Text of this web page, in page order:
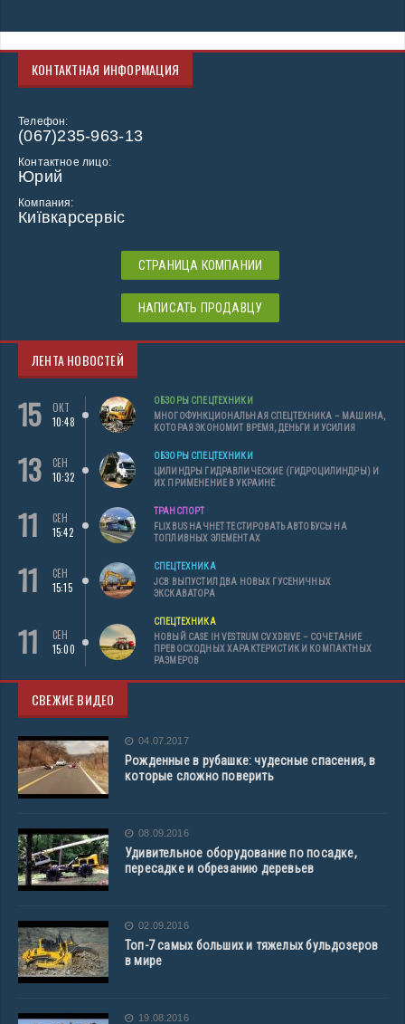
КОНТАКТНАЯ ИНФОРМАЦИЯ
Телефон:
(067)235-963-13
Контактное лицо:
Юрий
Компания:
Київкарсервіс
СТРАНИЦА КОМПАНИИ
НАПИСАТЬ ПРОДАВЦУ
ЛЕНТА НОВОСТЕЙ
15
ОКТ
10:48
ОБЗОРЫ СПЕЦТЕХНИКИ
МНОГОФУНКЦИОНАЛЬНАЯ СПЕЦТЕХНИКА – МАШИНА,
КОТОРАЯ ЭКОНОМИТ ВРЕМЯ, ДЕНЬГИ И УСИЛИЯ
13
СЕН
10:32
ОБЗОРЫ СПЕЦТЕХНИКИ
ЦИЛИНДРЫ ГИДРАВЛИЧЕСКИЕ (ГИДРОЦИЛИНДРЫ) И
ИХ ПРИМЕНЕНИЕ В УКРАИНЕ
11
СЕН
15:42
ТРАНСПОРТ
FLIXBUS НАЧНЕТ ТЕСТИРОВАТЬ АВТОБУСЫ НА
ТОПЛИВНЫХ ЭЛЕМЕНТАХ
11
СЕН
15:15
СПЕЦТЕХНИКА
JCB ВЫПУСТИЛ ДВА НОВЫХ ГУСЕНИЧНЫХ
ЭКСКАВАТОРА
11
СЕН
15:00
СПЕЦТЕХНИКА
НОВЫЙ CASE IH VESTRUM CVXDRIVE – СОЧЕТАНИЕ
ПРЕВОСХОДНЫХ ХАРАКТЕРИСТИК И КОМПАКТНЫХ
РАЗМЕРОВ
СВЕЖИЕ ВИДЕО
04.07.2017
Рожденные в рубашке: чудесные спасения, в
которые сложно поверить
08.09.2016
Удивительное оборудование по посадке,
пересадке и обрезанию деревьев
02.09.2016
Топ-7 самых больших и тяжелых бульдозеров
в мире
19.08.2016